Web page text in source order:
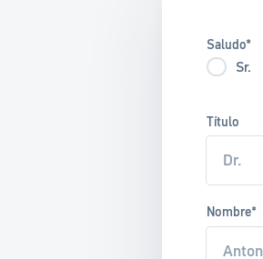
Saludo*
Sr.
Título
Nombre*